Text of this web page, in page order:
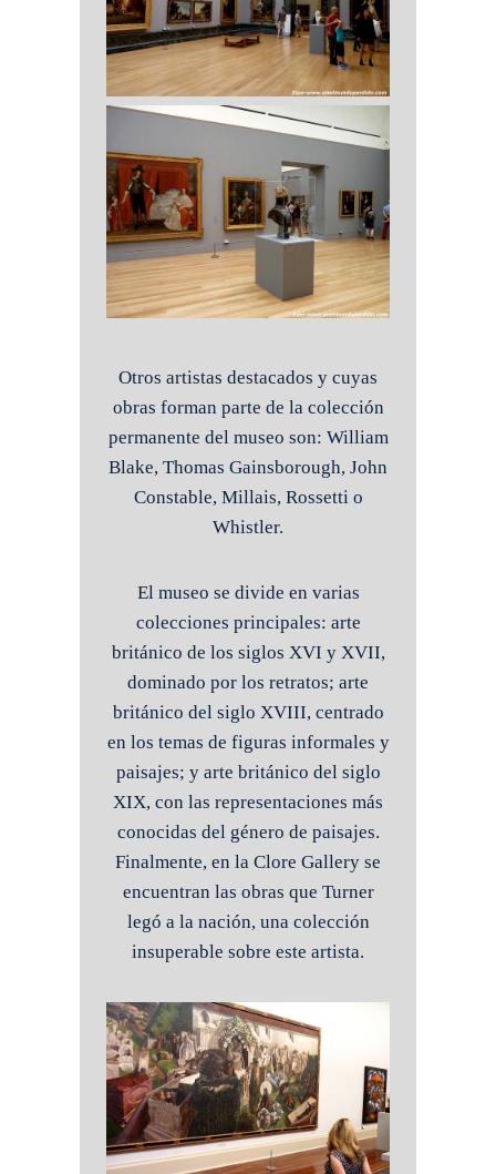
Otros artistas destacados y cuyas
obras forman parte de la colección
permanente del museo son: William
Blake, Thomas Gainsborough, John
Constable, Millais, Rossetti o
Whistler.
El museo se divide en varias
colecciones principales: arte
británico de los siglos XVI y XVII,
dominado por los retratos; arte
británico del siglo XVIII, centrado
en los temas de figuras informales y
paisajes; y arte británico del siglo
XIX, con las representaciones más
conocidas del género de paisajes.
Finalmente, en la Clore Gallery se
encuentran las obras que Turner
legó a la nación, una colección
insuperable sobre este artista.